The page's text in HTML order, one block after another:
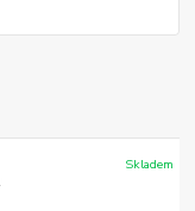
Skladem